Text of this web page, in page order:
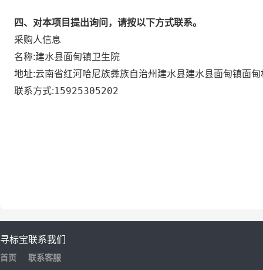
四、对本项目提出询问，请按以下方式联系。
采购人信息
名称:建水县面甸镇卫生院
地址:云南省红河哈尼族彝族自治州建水县建水县面甸镇面
联系方式:15925305202
寻标宝
首页
联系我们
联系客服